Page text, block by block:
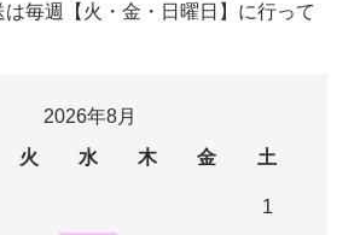
は毎週【火・金・日曜日】に行って
2026年8月
火 水 木 金 土
1